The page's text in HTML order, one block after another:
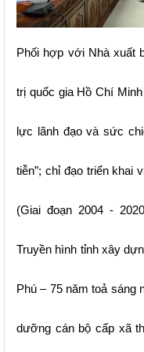
Phối hợp với Nhà xuất
trị quốc gia Hồ Chí
lực lãnh đạo và sức
tiễn”; chỉ đạo triển khai
(Giai đoạn 2004 -
Truyền hình tỉnh xây
Phú – 75 năm toả sáng
dưỡng cán bộ cấp xã